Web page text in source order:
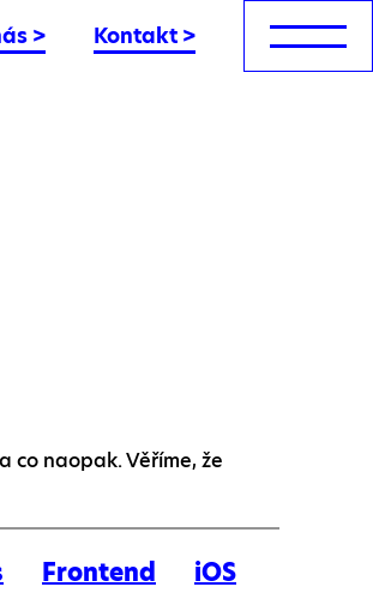
> Kontakt >
co naopak. Věříme, že
Frontend
iOS